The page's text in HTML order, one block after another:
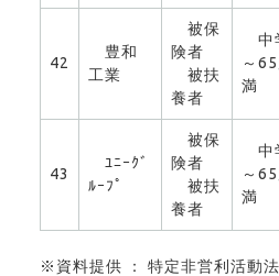
42
豊和
工業
被保
険者
被扶
養者
中
～
満
43
ﾕﾆｰｸﾞ
ﾙｰﾌﾟ
被保
険者
被扶
養者
中
～
満
※資料提供 ： 特定非営利活動